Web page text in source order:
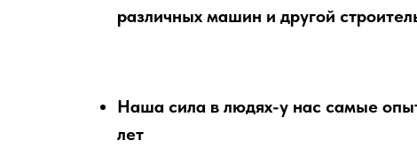
различных машин и другой
Наша сила в людях-у нас самые
лет